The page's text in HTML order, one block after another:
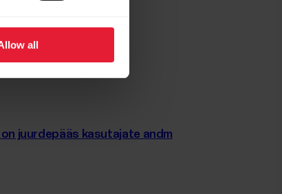
all
juurdepääs kasutajate andm